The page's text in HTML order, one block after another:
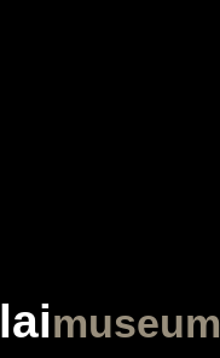
laimuseum